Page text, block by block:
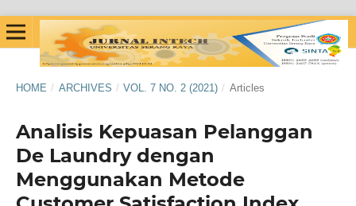
HOME / ARCHIVES / VOL. 7 NO. 2 (2021) / Articles
Analisis Kepuasan Pelanggan
De Laundry dengan
Menggunakan Metode